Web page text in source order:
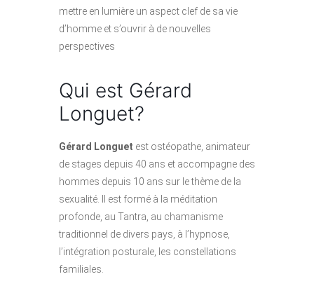
mettre en lumière un aspect clef de sa vie
d’homme et s’ouvrir à de nouvelles
perspectives
Qui est Gérard
Longuet?
Gérard Longuet est ostéopathe, animateur
de stages depuis 40 ans et accompagne des
hommes depuis 10 ans sur le thème de la
sexualité.
Il est formé à la méditation
profonde, au Tantra, au chamanisme
traditionnel de divers pays, à l’hypnose,
l’intégration posturale, les constellations
familiales.